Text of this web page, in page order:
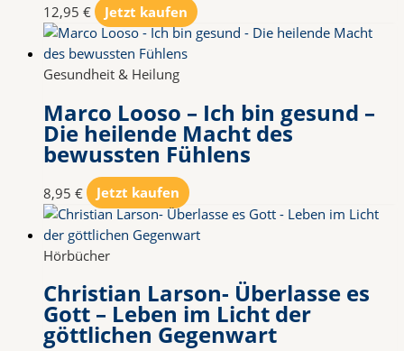
12,95 € Jetzt kaufen
Gesundheit & Heilung
Marco Looso – Ich bin gesund –
Die heilende Macht des
bewussten Fühlens
8,95 € Jetzt kaufen
Hörbücher
Christian Larson- Überlasse es
Gott – Leben im Licht der
göttlichen Gegenwart